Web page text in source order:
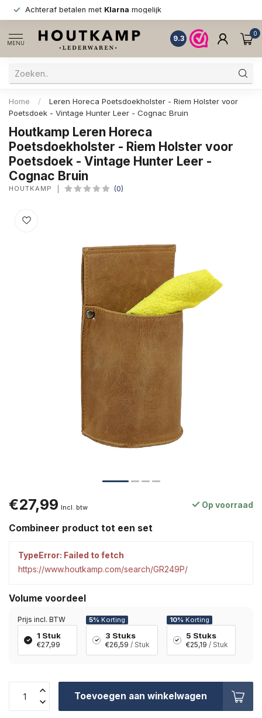
Achteraf betalen met Klarna mogelijk
MENU
9.3
0
Home /
Leren Horeca Poetsdoekholster - Riem Holster voor
Poetsdoek - Vintage Hunter Leer - Cognac Bruin
Houtkamp Leren Horeca
Poetsdoekholster - Riem Holster voor
Poetsdoek - Vintage Hunter Leer -
Cognac Bruin
HOUTKAMP (0)
€27,99 Incl. btw Op voorraad
Combineer product tot een set
TypeError: Failed to fetch
https://www.houtkamp.com/search/GR249P/
Volume voordeel
Prijs incl. BTW
1 Stuk
€27,99
5% Korting
3 Stuks
€26,59 / Stuk
10% Korting
5 Stuks
€25,19 / Stuk
Toevoegen aan winkelwagen